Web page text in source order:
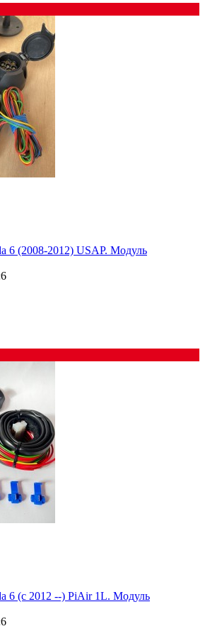
6 (2008-2012) USAP. Модуль
6
6 (c 2012 --) PiAir 1L. Модуль
6